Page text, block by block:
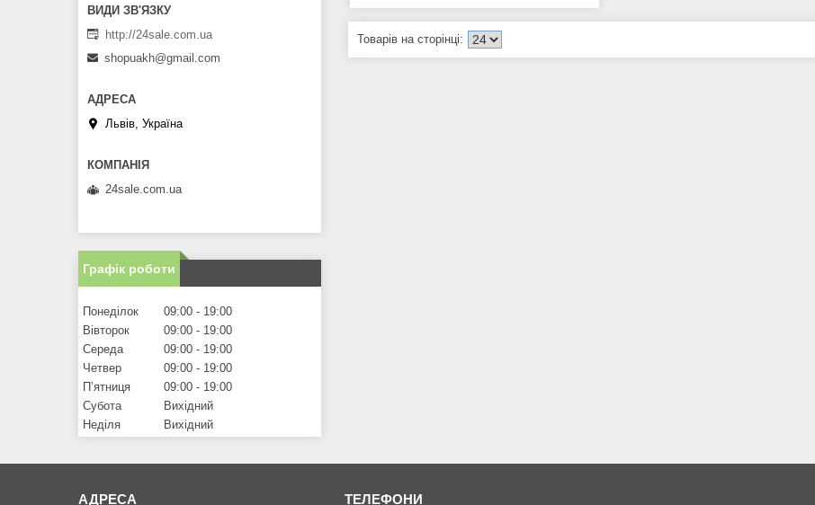
http://24sale.com.ua
shopuakh@gmail.com
Львів, Україна
24sale.com.ua
Графік роботи
Понеділок 09:00
19:00
Вівторок
09:00
19:00
Середа
09:00
19:00
Четвер
09:00
19:00
Пʼятниця
09:00
19:00
Субота
Вихідний
Неділя
Вихідний